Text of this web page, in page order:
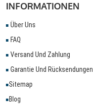
INFORMATIONEN
Über Uns
FAQ
Versand Und Zahlung
Garantie Und Rücksendungen
Sitemap
Blog